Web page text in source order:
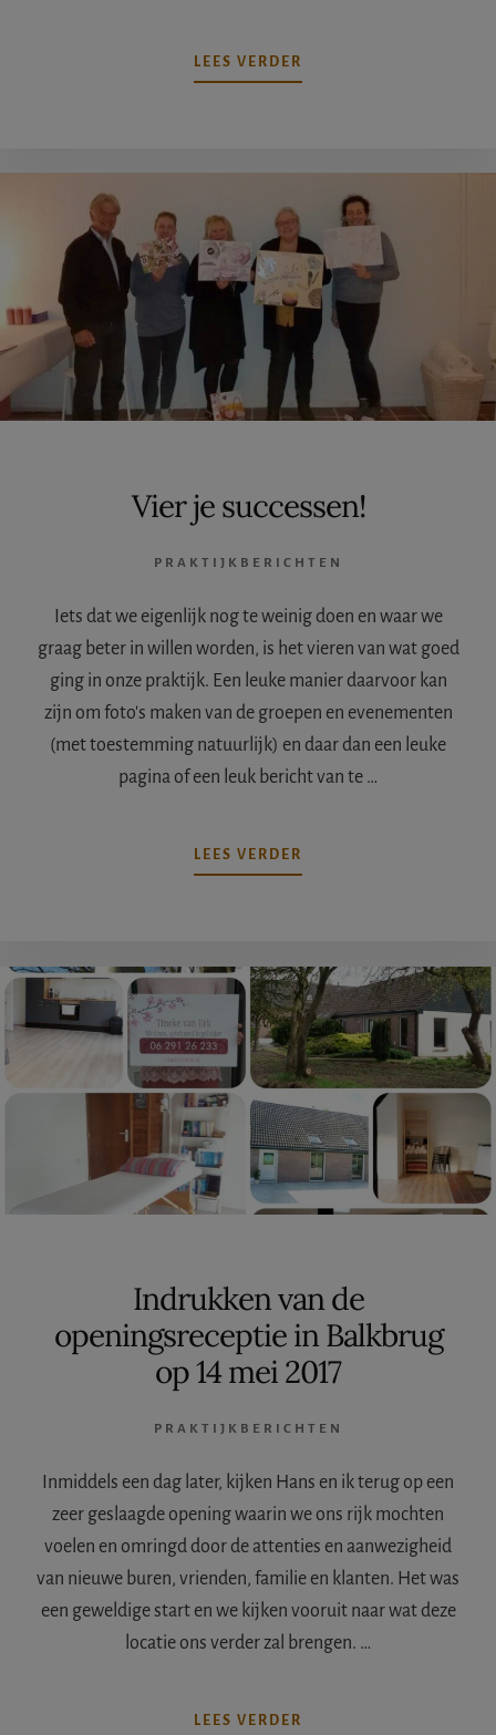
LEES VERDER
ZONDER
Vier je successen!
PRAKTIJKBERICHTEN
Iets dat we eigenlijk nog te weinig doen en waar we
graag beter in willen worden, is het vieren van wat goed
ging in onze praktijk. Een leuke manier daarvoor kan
zijn om foto's maken van de groepen en evenementen
(met toestemming natuurlijk) en daar dan een leuke
pagina of een leuk bericht van te …
LEES VERDER
JE
Indrukken van de
openingsreceptie in Balkbrug
op 14 mei 2017
PRAKTIJKBERICHTEN
Inmiddels een dag later, kijken Hans en ik terug op een
zeer geslaagde opening waarin we ons rijk mochten
voelen en omringd door de attenties en aanwezigheid
van nieuwe buren, vrienden, familie en klanten. Het was
een geweldige start en we kijken vooruit naar wat deze
locatie ons verder zal brengen. …
LEES VERDER